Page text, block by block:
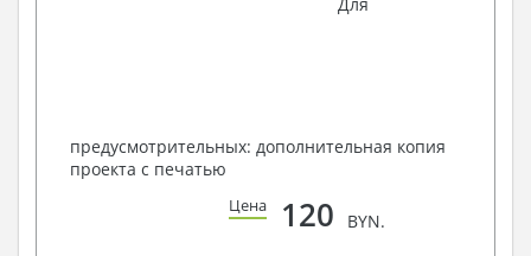
предусмотрительных: дополнительная копия
проекта с печатью
Цена 120 BYN.